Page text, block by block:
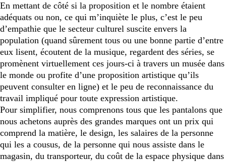
En mettant de côté si la proposition et le nombre étaient
adéquats ou non, ce qui m’inquiète le plus, c’est le peu
d’empathie que le secteur culturel suscite envers la
population (quand sûrement tous ou une bonne partie d’entre
eux lisent, écoutent de la musique, regardent des séries, se
promènent virtuellement ces jours-ci à travers un musée dans
le monde ou profite d’une proposition artistique qu’ils
peuvent consulter en ligne) et le peu de reconnaissance du
travail impliqué pour toute expression artistique.
Pour simplifier, nous comprenons tous que les pantalons que
nous achetons auprès des grandes marques ont un prix qui
comprend la matière, le design, les salaires de la personne
qui les a cousus, de la personne qui nous assiste dans le
magasin, du transporteur, du coût de la espace physique dans